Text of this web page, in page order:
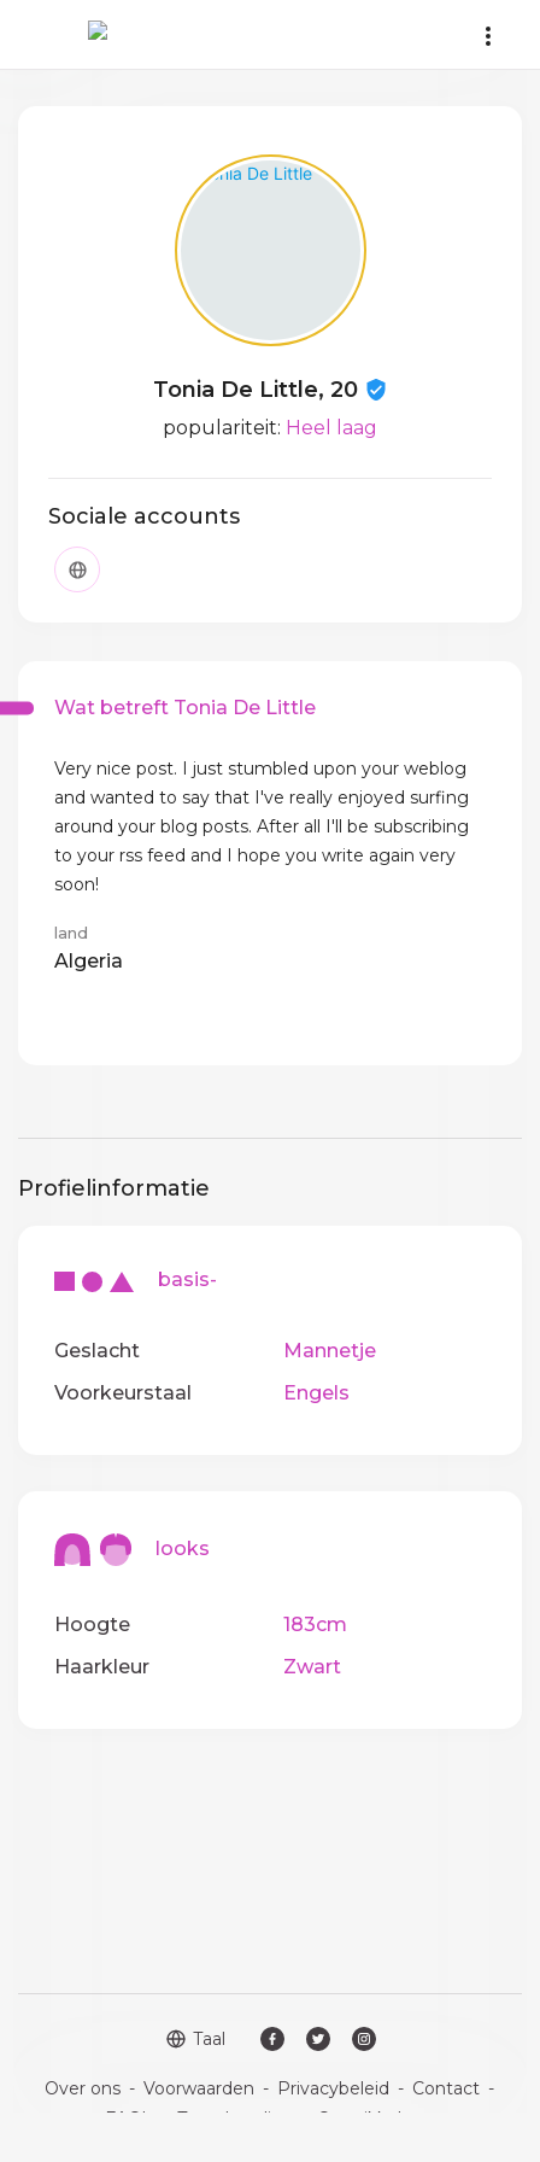
Tonia De Little, 20
populariteit: Heel laag
Sociale accounts
Wat betreft Tonia De Little
Very nice post. I just stumbled upon your weblog
and wanted to say that I've really enjoyed surfing
around your blog posts. After all I'll be subscribing
to your rss feed and I hope you write again very
soon!
land
Algeria
Profielinformatie
basis-
Geslacht
Mannetje
Voorkeurstaal
Engels
looks
Hoogte
183cm
Haarkleur
Zwart
Taal
Over ons - Voorwaarden - Privacybeleid - Contact -
FAQ's
Terugbetaling Ontwikkelaars